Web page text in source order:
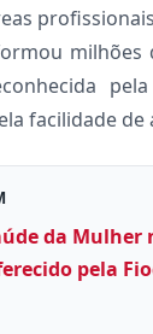
milhões
facilidade de
da Mulher
pela